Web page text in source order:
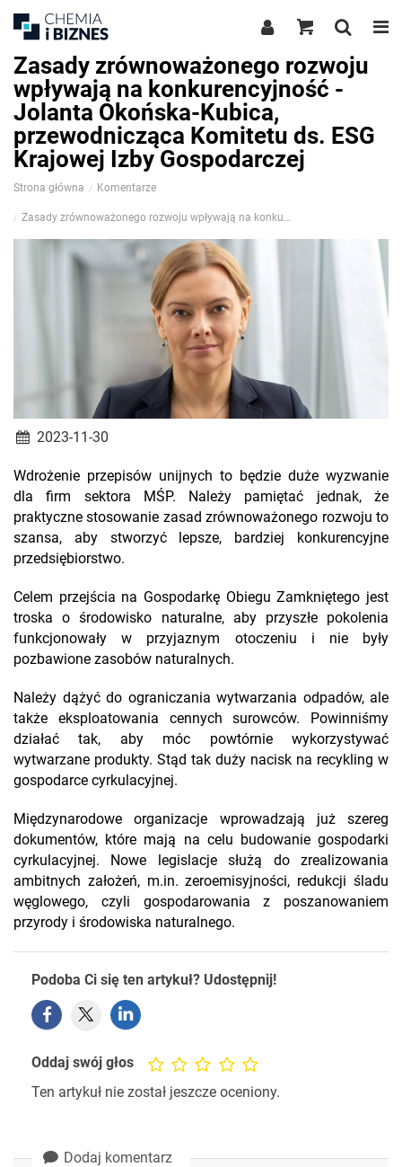
Zasady zrównoważonego rozwoju
wpływają na konkurencyjność -
Jolanta Okońska-Kubica,
przewodnicząca Komitetu ds. ESG
Krajowej Izby Gospodarczej
Strona główna Komentarze
Zasady zrównoważonego rozwoju wpływają na konkurencyjność
2023-11-30
Wdrożenie przepisów unijnych to będzie duże wyzwanie
dla firm sektora MŚP. Należy pamiętać jednak, że
praktyczne stosowanie zasad zrównoważonego rozwoju to
szansa, aby stworzyć lepsze, bardziej konkurencyjne
przedsiębiorstwo.
Celem przejścia na Gospodarkę Obiegu Zamkniętego jest
troska o środowisko naturalne, aby przyszłe pokolenia
funkcjonowały w przyjaznym otoczeniu i nie były
pozbawione zasobów naturalnych.
Należy dążyć do ograniczania wytwarzania odpadów, ale
także eksploatowania cennych surowców. Powinniśmy
działać tak, aby móc powtórnie wykorzystywać
wytwarzane produkty. Stąd tak duży nacisk na recykling w
gospodarce cyrkulacyjnej.
Międzynarodowe organizacje wprowadzają już szereg
dokumentów, które mają na celu budowanie gospodarki
cyrkulacyjnej. Nowe legislacje służą do zrealizowania
ambitnych założeń, m.in. zeroemisyjności, redukcji śladu
węglowego, czyli gospodarowania z poszanowaniem
przyrody i środowiska naturalnego.
Podoba Ci się ten artykuł? Udostępnij!
Oddaj swój głos
Ten artykuł nie został jeszcze oceniony.
Dodaj komentarz